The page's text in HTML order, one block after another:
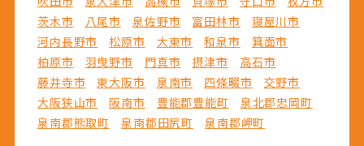
茨木市
八尾市 泉佐野市 富田林市
寝屋川市
河内長野市
松原市 大東市 和泉市
箕面市
柏原市
羽曳野市 門真市 摂津市
高石市
藤井寺市
東大阪市 泉南市 四條畷市
交野市
大阪狭山市
阪南市 豊能郡豊能町
泉北郡忠岡町
泉南郡熊取町
泉南郡田尻町 泉南郡岬町